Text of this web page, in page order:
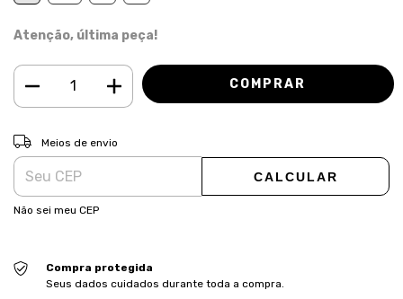
Atenção, última peça!
Entregas para o CEP:
Meios de envio
CALCULAR
Não sei meu CEP
Compra protegida
Seus dados cuidados durante toda a compra.